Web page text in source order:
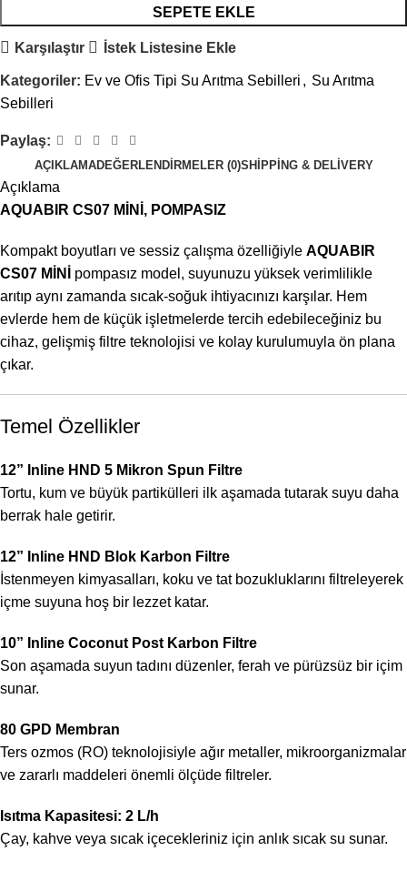
SEPETE EKLE
Karşılaştır İstek Listesine Ekle
Kategoriler: Ev ve Ofis Tipi Su Arıtma Sebilleri , Su Arıtma
Sebilleri
Paylaş:
AÇIKLAMADEĞERLENDIRMELER (0)SHIPPING & DELIVERY
Açıklama
AQUABIR CS07 MİNİ, POMPASIZ
Kompakt boyutları ve sessiz çalışma özelliğiyle AQUABIR
CS07 MİNİ
pompasız model, suyunuzu yüksek verimlilikle
arıtıp aynı zamanda sıcak-soğuk ihtiyacınızı karşılar. Hem
evlerde hem de küçük işletmelerde tercih edebileceğiniz bu
cihaz, gelişmiş filtre teknolojisi ve kolay kurulumuyla ön plana
çıkar.
Temel Özellikler
12” Inline HND 5 Mikron Spun Filtre
Tortu, kum ve büyük partikülleri ilk aşamada tutarak suyu daha
berrak hale getirir.
12” Inline HND Blok Karbon Filtre
İstenmeyen kimyasalları, koku ve tat bozukluklarını filtreleyerek
içme suyuna hoş bir lezzet katar.
10” Inline Coconut Post Karbon Filtre
Son aşamada suyun tadını düzenler, ferah ve pürüzsüz bir içim
sunar.
80 GPD Membran
Ters ozmos (RO) teknolojisiyle ağır metaller, mikroorganizmalar
ve zararlı maddeleri önemli ölçüde filtreler.
Isıtma Kapasitesi: 2 L/h
Çay, kahve veya sıcak içecekleriniz için anlık sıcak su sunar.